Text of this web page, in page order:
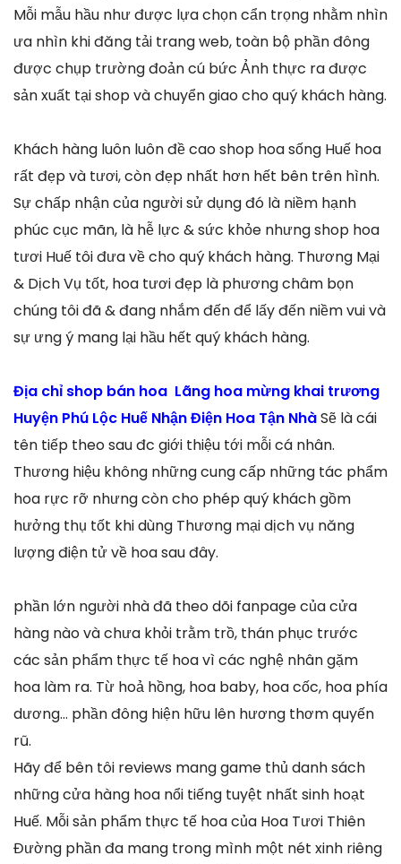
Mỗi mẫu hầu như được lựa chọn cẩn trọng nhằm nhìn
ưa nhìn khi đăng tải trang web, toàn bộ phần đông
được chụp trường đoản cú bức Ảnh thực ra được
sản xuất tại shop và chuyển giao cho quý khách hàng.
Khách hàng luôn luôn đề cao shop hoa sống Huế hoa
rất đẹp và tươi, còn đẹp nhất hơn hết bên trên hình.
Sự chấp nhận của người sử dụng đó là niềm hạnh
phúc cục mãn, là hễ lực & sức khỏe nhưng shop hoa
tươi Huế tôi đưa về cho quý khách hàng. Thương Mại
& Dịch Vụ tốt, hoa tươi đẹp là phương châm bọn
chúng tôi đã & đang nhắm đến để lấy đến niềm vui và
sự ưng ý mang lại hầu hết quý khách hàng.
Địa chỉ shop bán hoa Lãng hoa mừng khai trương
Huyện Phú Lộc Huế Nhận Điện Hoa Tận NhàSẽ là cái
tên tiếp theo sau đc giới thiệu tới mỗi cá nhân.
Thương hiệu không những cung cấp những tác phẩm
hoa rực rỡ nhưng còn cho phép quý khách gồm
hưởng thụ tốt khi dùng Thương mại dịch vụ năng
lượng điện tử về hoa sau đây.
phần lớn người nhà đã theo dõi fanpage của cửa
hàng nào và chưa khỏi trằm trồ, thán phục trước
các sản phẩm thực tế hoa vì các nghệ nhân gặm
hoa làm ra. Từ hoả hồng, hoa baby, hoa cốc, hoa phía
dương… phần đông hiện hữu lên hương thơm quyến
rũ.
Hãy để bên tôi reviews mang game thủ danh sách
những cửa hàng hoa nổi tiếng tuyệt nhất sinh hoạt
Huế. Mỗi sản phẩm thực tế hoa của Hoa Tươi Thiên
Đường phần đa mang trong mình một nét xinh riêng